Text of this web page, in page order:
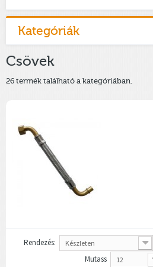
Kategóriák
Csövek
26 termék található a kategóriában.
Rendezés: Készleten
Mutass 12